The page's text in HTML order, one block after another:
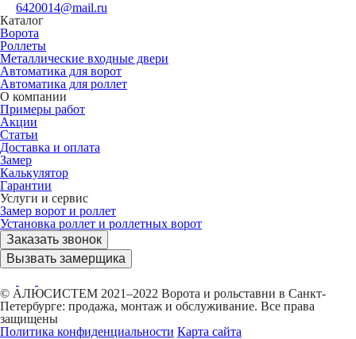
6420014@mail.ru
Каталог
Ворота
Роллеты
Металлические входные двери
Автоматика для ворот
Автоматика для роллет
О компании
Примеры работ
Акции
Статьи
Доставка и оплата
Замер
Калькулятор
Гарантии
Услуги и сервис
Замер ворот и роллет
Установка роллет и роллетных ворот
Заказать звонок
Вызвать замерщика
© АЛЮСИСТЕМ 2021–2022 Ворота и рольставни в Санкт-
Петербурге: продажа, монтаж и обслуживание. Все права
защищены
Политика конфиденциальности Карта сайта